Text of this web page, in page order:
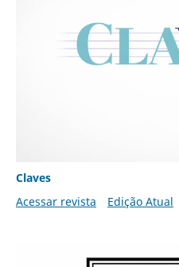
Claves
Acessar revista
Edição Atual